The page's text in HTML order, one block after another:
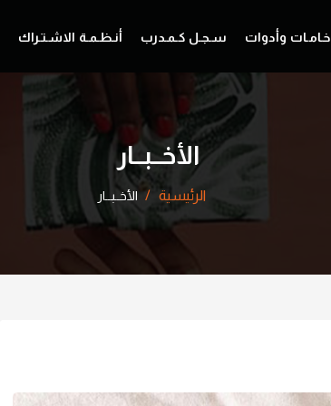
خـامـات وأدوات سـجـل كـمـدرب أنـظـمـة الاشـتـراك
الأخــبــار
الرئيسية الأخــبــار